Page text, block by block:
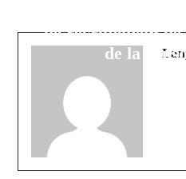
de recrutement
de la